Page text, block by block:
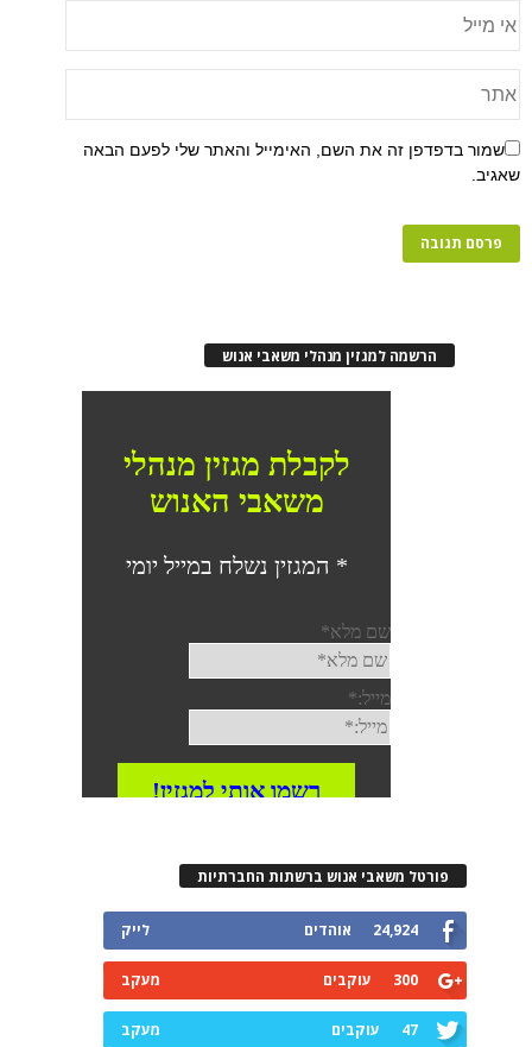
שמור בדפדפן זה את השם, האימייל והאתר שלי לפעם הבאה
שאגיב.
הרשמה למגזין מנהלי משאבי אנוש
פורטל משאבי אנוש ברשתות החברתיות
24,924 אוהדים לייק
300 עוקבים מעקב
47 עוקבים מעקב